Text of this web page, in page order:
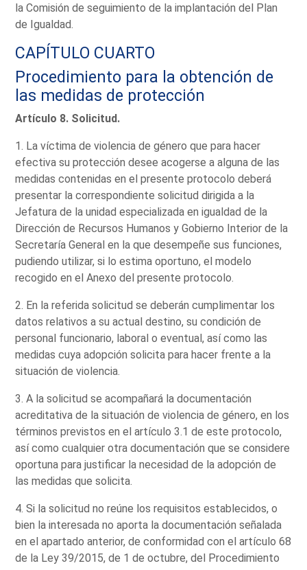
la Comisión de seguimiento de la implantación del Plan
de Igualdad.
CAPÍTULO CUARTO
Procedimiento para la obtención de
las medidas de protección
Artículo 8. Solicitud.
1. La víctima de violencia de género que para hacer
efectiva su protección desee acogerse a alguna de las
medidas contenidas en el presente protocolo deberá
presentar la correspondiente solicitud dirigida a la
Jefatura de la unidad especializada en igualdad de la
Dirección de Recursos Humanos y Gobierno Interior de la
Secretaría General en la que desempeñe sus funciones,
pudiendo utilizar, si lo estima oportuno, el modelo
recogido en el Anexo del presente protocolo.
2. En la referida solicitud se deberán cumplimentar los
datos relativos a su actual destino, su condición de
personal funcionario, laboral o eventual, así como las
medidas cuya adopción solicita para hacer frente a la
situación de violencia.
3. A la solicitud se acompañará la documentación
acreditativa de la situación de violencia de género, en los
términos previstos en el artículo 3.1 de este protocolo,
así como cualquier otra documentación que se considere
oportuna para justificar la necesidad de la adopción de
las medidas que solicita.
4. Si la solicitud no reúne los requisitos establecidos, o
bien la interesada no aporta la documentación señalada
en el apartado anterior, de conformidad con el artículo 68
de la Ley 39/2015, de 1 de octubre, del Procedimiento